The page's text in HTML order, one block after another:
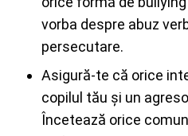
vorba despre abuz
persecutare.
Asigură-te că orice
copilul tău și un
Încetează orice